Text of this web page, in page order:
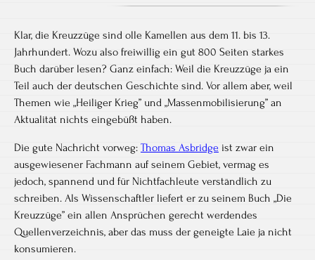
Klar, die Kreuzzüge sind olle Kamellen aus dem 11. bis 13.
Jahrhundert. Wozu also freiwillig ein gut 800 Seiten starkes
Buch darüber lesen? Ganz einfach: Weil die Kreuzzüge ja ein
Teil auch der deutschen Geschichte sind. Vor allem aber, weil
Themen wie „Heiliger Krieg” und „Massenmobilisierung” an
Aktualität nichts eingebüßt haben.
Die gute Nachricht vorweg: Thomas Asbridge ist zwar ein
ausgewiesener Fachmann auf seinem Gebiet, vermag es
jedoch, spannend und für Nichtfachleute verständlich zu
schreiben. Als Wissenschaftler liefert er zu seinem Buch „Die
Kreuzzüge” ein allen Ansprüchen gerecht werdendes
Quellenverzeichnis, aber das muss der geneigte Laie ja nicht
konsumieren.